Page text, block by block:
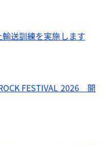
送訓練を実施します
FESTIVAL 2026 開